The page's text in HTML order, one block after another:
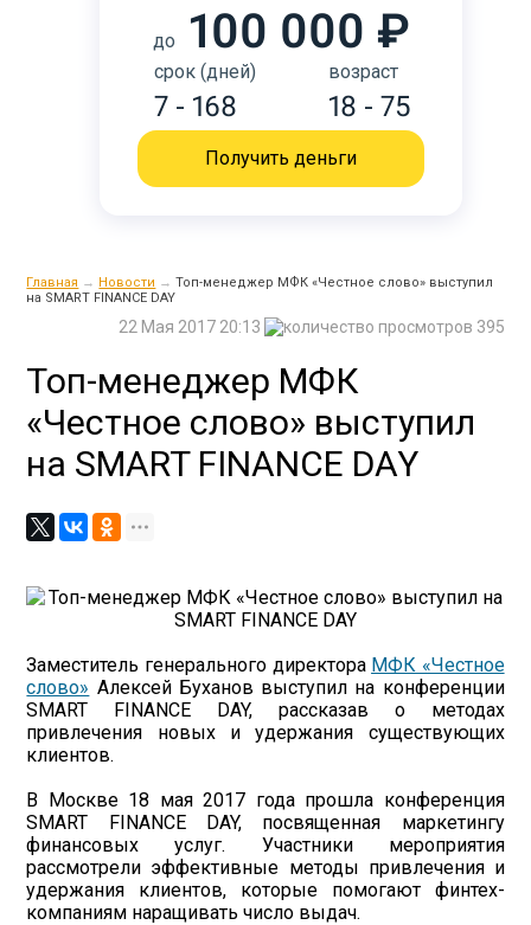
до 100 000 ₽
срок (дней)
7 - 168
возраст
18 - 75
Получить деньги
Главная → Новости → Топ-менеджер МФК «Честное слово» выступил
на SMART FINANCE DAY
395
22 Мая 2017 20:13
Топ-менеджер МФК
«Честное слово» выступил
на SMART FINANCE DAY
Заместитель генерального директора МФК «Честное
слово» Алексей Буханов выступил на конференции
SMART FINANCE DAY, рассказав о методах
привлечения новых и удержания существующих
клиентов.
В Москве 18 мая 2017 года прошла конференция
SMART FINANCE DAY, посвященная маркетингу
финансовых услуг. Участники мероприятия
рассмотрели эффективные методы привлечения и
удержания клиентов, которые помогают финтех-
компаниям наращивать число выдач.